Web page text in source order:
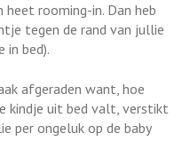
heet rooming-in. Dan heb
tegen de rand van jullie
in bed).
afgeraden want, hoe
kindje uit bed valt, verstikt
per ongeluk op de baby